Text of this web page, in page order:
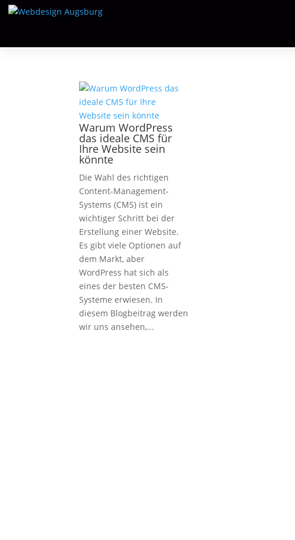
Warum WordPress
das ideale CMS für
Ihre Website sein
könnte
Die Wahl des richtigen
Content-Management-
Systems (CMS) ist ein
wichtiger Schritt bei der
Erstellung einer Website.
Es gibt viele Optionen auf
dem Markt, aber
WordPress hat sich als
eines der besten CMS-
Systeme erwiesen. In
diesem Blogbeitrag werden
wir uns ansehen,...